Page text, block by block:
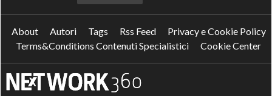
About Autori Tags Rss Feed
Privacy e Cookie Policy
Terms&Conditions Contenuti Specialistici
Cookie Center